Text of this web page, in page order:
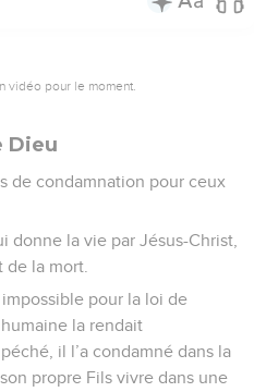
vidéo pour le moment.
Dieu
de condamnation pour ceux
donne la vie par Jésus-Christ,
de la mort.
pour la loi de
la rendait
il l’a condamné dans la
propre Fils vivre dans une